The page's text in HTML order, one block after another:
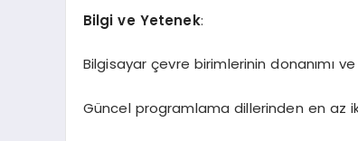
Bilgi ve Yetenek:
Bilgisayar çevre birimlerinin donanımı
Güncel programlama dillerinden en az